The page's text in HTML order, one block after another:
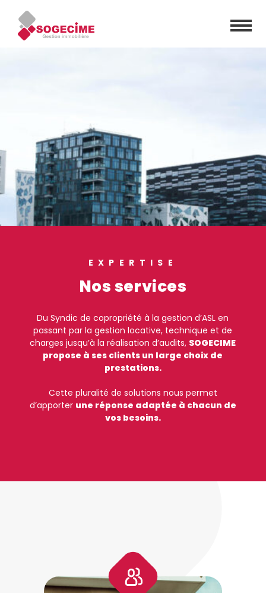
EXPERTISE
Nos services
Du Syndic de copropriété à la gestion d’ASL en
passant par la gestion locative, technique et de
charges jusqu’à la réalisation d’audits, SOGECIME
propose à ses clients un large choix de
prestations.
Cette pluralité de solutions nous permet
d’apporter une réponse adaptée à chacun de
vos besoins.